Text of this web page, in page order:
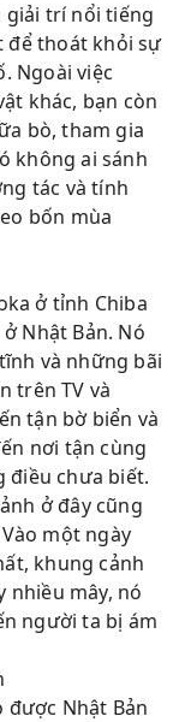
trí nổi tiếng
để thoát khỏi sự
Ngoài việc
khác, bạn còn
bò, tham gia
không ai sánh
tác và tính
bốn mùa
ở tỉnh Chiba
Nhật Bản. Nó
và những bãi
trên TV và
tận bờ biển và
nơi tận cùng
điều chưa biết.
ở đây cũng
một ngày
khung cảnh
nhiều mây, nó
người ta bị ám
Nhật Bản